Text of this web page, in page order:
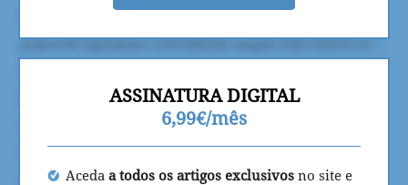
ASSINATURA DIGITAL
6,99€/mês
Aceda a todos os artigos exclusivos no site e